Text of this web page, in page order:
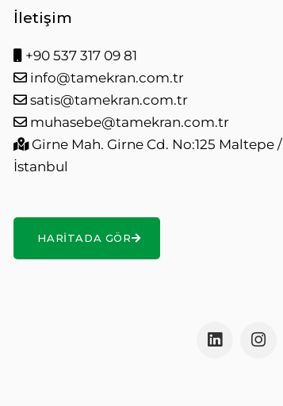
İletişim
+90 537 317 09 81
info@tamekran.com.tr
satis@tamekran.com.tr
muhasebe@tamekran.com.tr
Girne Mah. Girne Cd. No:125 Maltepe /
İstanbul
HARITADA GÖR